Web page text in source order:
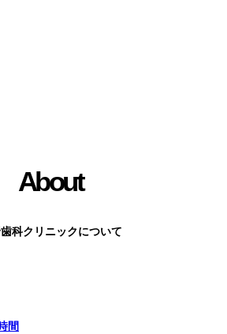
About
科クリニックについて
間